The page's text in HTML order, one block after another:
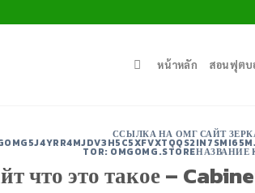
หน้าหลัก สอนฟุตบ
ССЫЛКА НА ОМГ САЙТ
TOR:
что это такое –